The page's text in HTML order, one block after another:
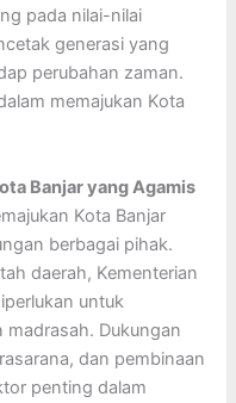
pada nilai-nilai
generasi yang
perubahan zaman.
memajukan Kota
Banjar yang Agamis
Kota Banjar
berbagai pihak.
daerah, Kementerian
untuk
Dukungan
dan pembinaan
penting dalam